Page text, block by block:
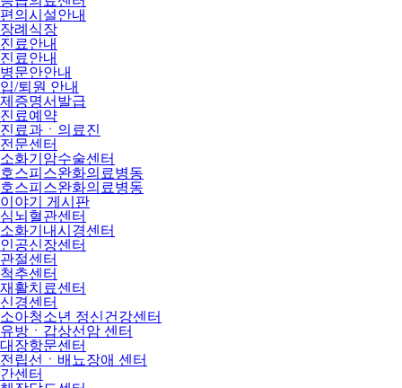
편의시설안내
장례식장
진료안내
진료안내
병문안안내
입/퇴원 안내
제증명서발급
진료예약
진료과ㆍ의료진
전문센터
소화기암수술센터
호스피스완화의료병동
호스피스완화의료병동
이야기 게시판
심뇌혈관센터
소화기내시경센터
인공신장센터
관절센터
척추센터
재활치료센터
신경센터
소아청소년 정신건강센터
유방ㆍ갑상선암 센터
대장항문센터
전립선ㆍ배뇨장애 센터
간센터